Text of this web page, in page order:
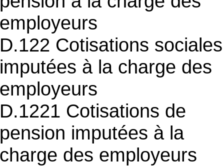
employeurs
D.122 Cotisations sociales
imputées à la charge des
employeurs
D.1221 Cotisations de
pension imputées à la
charge des employeurs